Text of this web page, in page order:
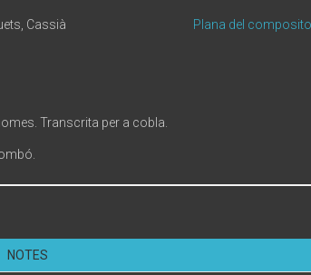
Cassià Plana del
Transcrita per a cobla.
NOTES